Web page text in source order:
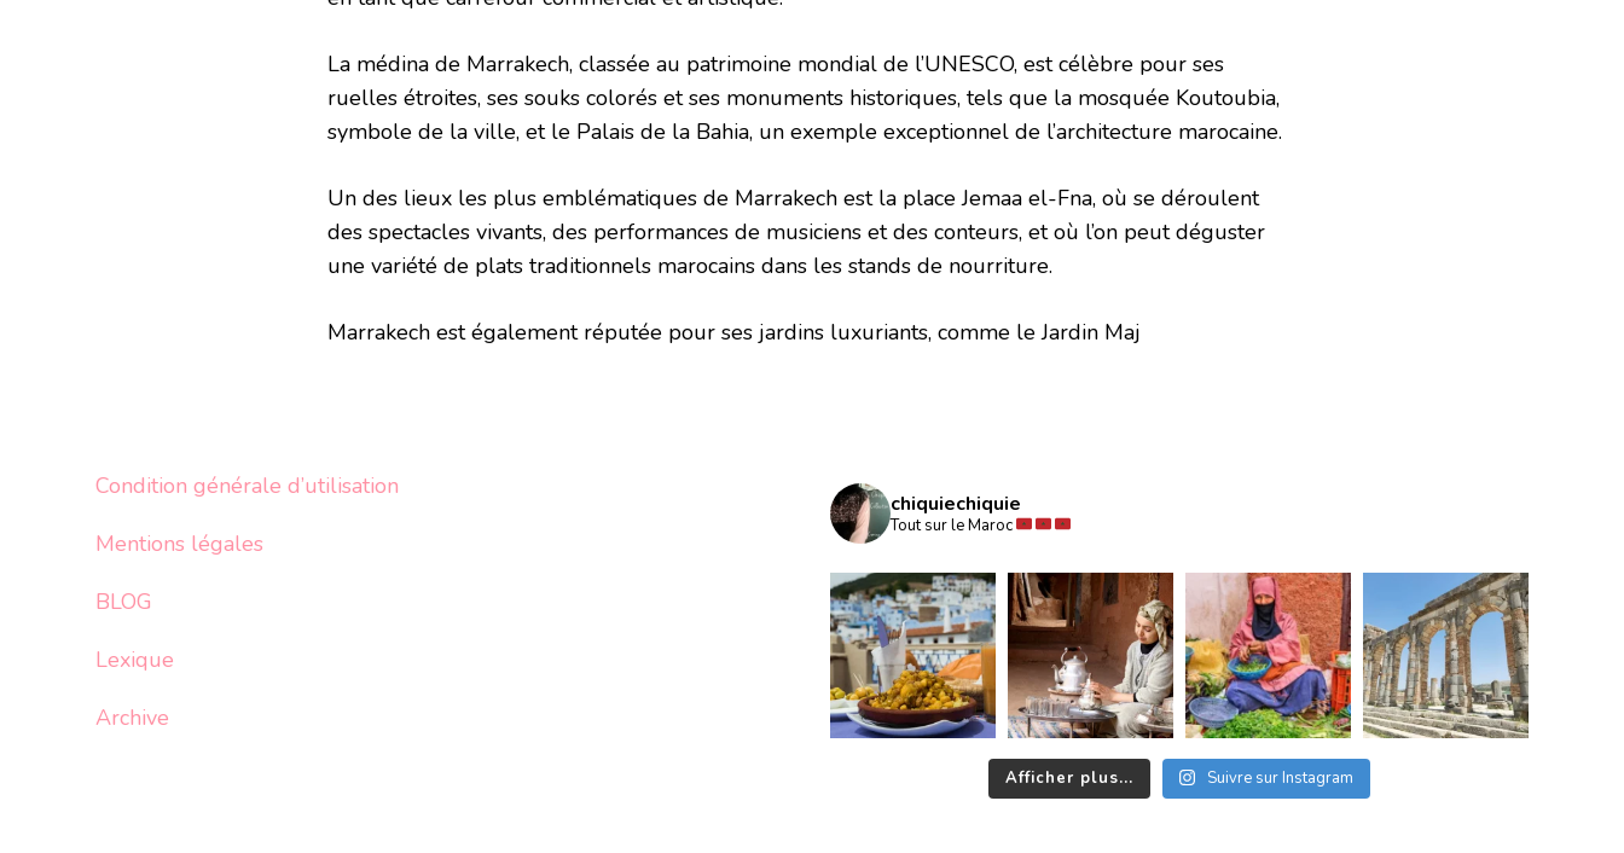
La médina de Marrakech, classée au patrimoine mondial de l’UNESCO, est célèbre pour ses
ruelles étroites, ses souks colorés et ses monuments historiques, tels que la mosquée Koutoubia,
symbole de la ville, et le Palais de la Bahia, un exemple exceptionnel de l’architecture marocaine.
Un des lieux les plus emblématiques de Marrakech est la place Jemaa el-Fna, où se déroulent
des spectacles vivants, des performances de musiciens et des conteurs, et où l’on peut déguster
une variété de plats traditionnels marocains dans les stands de nourriture.
Marrakech est également réputée pour ses jardins luxuriants, comme le Jardin Maj
Condition générale d’utilisation
Mentions légales
BLOG
Lexique
Archive
chiquiechiquie
Tout sur le Maroc
Afficher plus... Suivre sur Instagram